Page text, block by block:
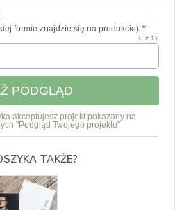
formie znajdzie się na produkcie)
0 z 12
PODGLĄD
akceptujesz projekt pokazany na
"Podgląd Twojego projektu"
TAKŻE?